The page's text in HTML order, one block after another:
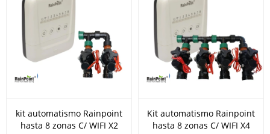
kit automatismo Rainpoint
hasta 8 zonas C/ WIFI X2
Kit automatismo Rainpoint
hasta 8 zonas C/ WIFI X4